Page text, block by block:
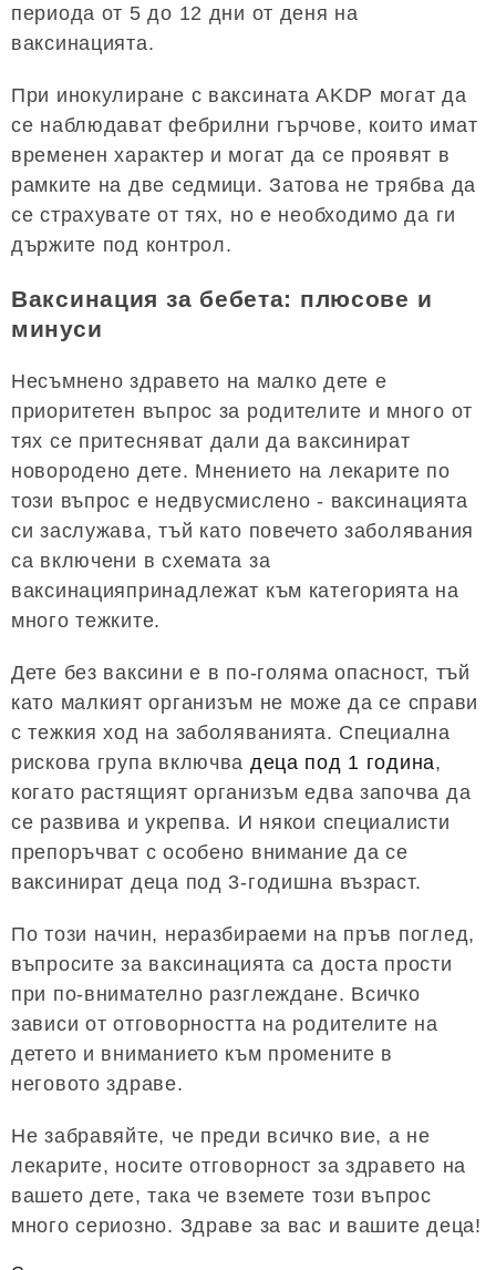
периода от 5 до 12 дни от деня на
ваксинацията.
При инокулиране с ваксината AKDP могат да
се наблюдават фебрилни гърчове, които имат
временен характер и могат да се проявят в
рамките на две седмици. Затова не трябва да
се страхувате от тях, но е необходимо да ги
държите под контрол.
Ваксинация за бебета: плюсове и
минуси
Несъмнено здравето на малко дете е
приоритетен въпрос за родителите и много от
тях се притесняват дали да ваксинират
новородено дете. Мнението на лекарите по
този въпрос е недвусмислено - ваксинацията
си заслужава, тъй като повечето заболявания
са включени в схемата за
ваксинацияпринадлежат към категорията на
много тежките.
Дете без ваксини е в по-голяма опасност, тъй
като малкият организъм не може да се справи
с тежкия ход на заболяванията. Специална
рискова група включва деца под 1 година,
когато растящият организъм едва започва да
се развива и укрепва. И някои специалисти
препоръчват с особено внимание да се
ваксинират деца под 3-годишна възраст.
По този начин, неразбираеми на пръв поглед,
въпросите за ваксинацията са доста прости
при по-внимателно разглеждане. Всичко
зависи от отговорността на родителите на
детето и вниманието към промените в
неговото здраве.
Не забравяйте, че преди всичко вие, а не
лекарите, носите отговорност за здравето на
вашето дете, така че вземете този въпрос
много сериозно. Здраве за вас и вашите деца!